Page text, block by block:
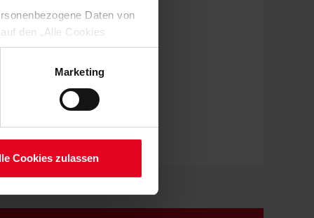
Daten von
den „Alle Cookies
Verarbeitung Ihrer
Art. 6 Abs. 1 lit. a DSGVO
Ihre etwaig erteilten
Marketing
Cookies zulassen